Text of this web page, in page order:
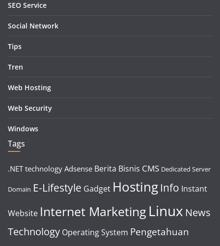
SEO Service
Social Network
Tips
Tren
Web Hosting
Web Security
Windows
Tags
.NET technology Adsense Berita Bisnis CMS Dedicated Server
Domain E-Lifestyle Gadget Hosting Info Instant
Website Internet Marketing Linux News
Technology Operating System Pengetahuan